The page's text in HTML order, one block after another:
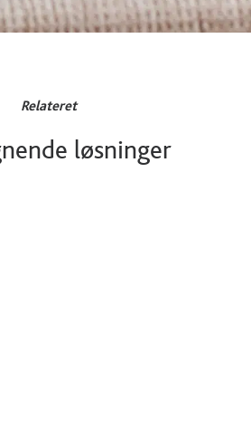
Relateret
løsninger